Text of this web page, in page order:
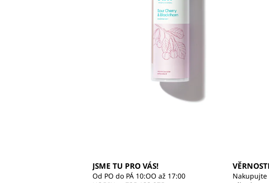
JSME TU PRO VÁS!
Od PO do PÁ 10:OO až 17:00
Nakupujte